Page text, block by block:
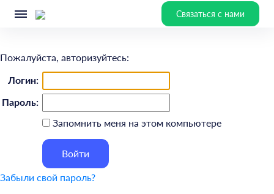
Связаться с нами
Пожалуйста, авторизуйтесь:
Логин:
Пароль:
Запомнить меня на этом компьютере
Забыли свой пароль?